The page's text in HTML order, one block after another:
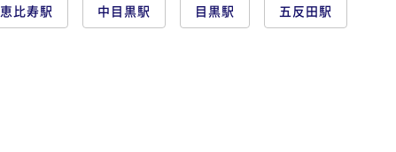
恵比寿駅 中目黒駅 目黒駅 五反田駅